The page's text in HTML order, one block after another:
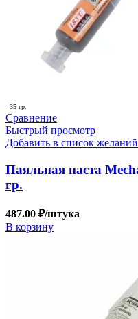
35 гр.
Сравнение
Быстрый просмотр
Добавить в список желаний
Паяльная паста
гр.
487.00 ₽/штука
В корзину